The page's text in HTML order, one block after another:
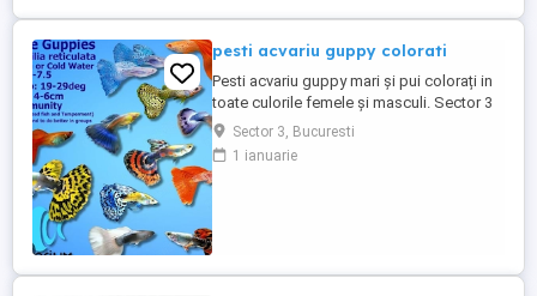
pesti acvariu guppy colorati
Pesti acvariu guppy mari și pui colorați in
toate culorile femele și masculi. Sector 3
Sector 3, Bucuresti
1 ianuarie